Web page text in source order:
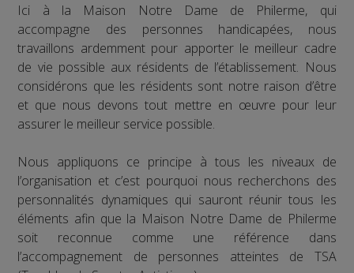
Ici à la Maison Notre Dame de Philerme, qui
accompagne des personnes handicapées, nous
travaillons ardemment pour apporter le meilleur cadre
de vie possible aux résidents de l’établissement. Nous
considérons que les résidents sont notre raison d’être
et que nous devons tout mettre en œuvre pour leur
assurer le meilleur service possible.
Nous appliquons ce principe à tous les niveaux de
l’organisation et c’est pourquoi nous recherchons des
personnalités dynamiques qui sauront réunir tous les
éléments afin que la Maison Notre Dame de Philerme
soit reconnue comme une référence dans
l’accompagnement de personnes atteintes de TSA